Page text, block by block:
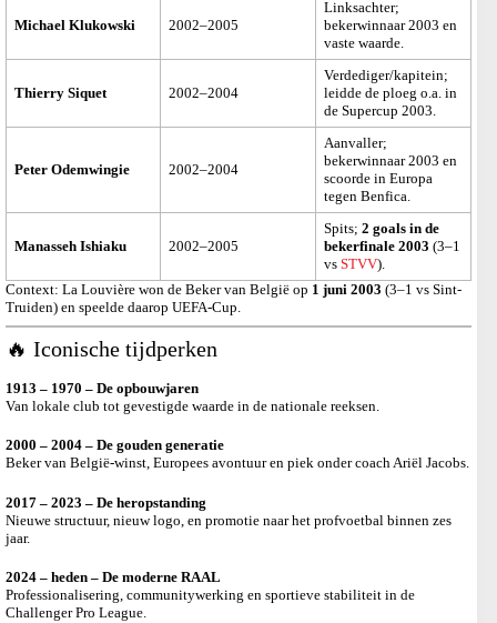
Michael Klukowski 2002–2005
Linksachter;
bekerwinnaar 2003 en
vaste waarde.
Thierry Siquet 2002–2004
Verdediger/kapitein;
leidde de ploeg o.a. in
de Supercup 2003.
Peter Odemwingie 2002–2004
Aanvaller;
bekerwinnaar 2003 en
scoorde in Europa
tegen Benfica.
Manasseh Ishiaku 2002–2005
Spits; 2 goals in de
bekerfinale 2003 (3–1
vs STVV).
Context: La Louvière won de Beker van België op 1 juni 2003 (3–1 vs Sint-
Truiden) en speelde daarop UEFA-Cup.
🔥 Iconische tijdperken
1913 – 1970 – De opbouwjaren
Van lokale club tot gevestigde waarde in de nationale reeksen.
2000 – 2004 – De gouden generatie
Beker van België-winst, Europees avontuur en piek onder coach Ariël Jacobs.
2017 – 2023 – De heropstanding
Nieuwe structuur, nieuw logo, en promotie naar het profvoetbal binnen zes
jaar.
2024 – heden – De moderne RAAL
Professionalisering, communitywerking en sportieve stabiliteit in de
Challenger Pro League.